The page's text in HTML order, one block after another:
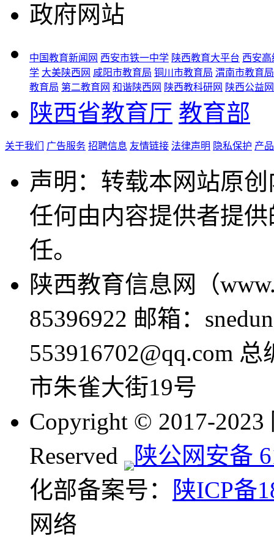
政府网站
中国教育新闻网 西安市铁一中学 陕西教育大平台 西安
学 大美陕西网 咸阳市教育局 铜川市教育局 渭南市教育局
教育局 第二教育网 和谐陕西网 陕西教科研网 陕西公益网
陕西省教育厅 教育部
关于我们 广告服务 招聘信息 友情链接 法律声明 隐私保护 产
声明：转载本网站原
任何由内容提供者提
任。
陕西教育信息网（
85396922 邮箱：
553916702@qq.com
市朱雀大街19号
Copyright © 2017-
Reserved
陕公网安备
化部备案号：
陕ICP备
网络